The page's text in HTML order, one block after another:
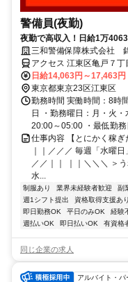
警備員(夜勤)
夜勤で高収入！日給1万
三和警備保障株式会社
アクセス 江東区亀戸７丁
談可 ■電話面接■来社不要
日給14,063円～17,463円
東京都東京23区江東区
勤務時間 実働時間：8時
日 ・勤務曜日：月・火
20:00～05:00 ・最低勤務
仕事内容 【とにかく稼
｜｜／／／ 毎週「水曜
／／｜｜ ｜｜＼＼＼ ＞
水...
制服あり 業界未経験者歓迎 副
週1シフト提出
資格取得支援あり
即日勤務OK
平日のみOK 経験
週払いOK
即日払いOK 有資格
同じ企業の求人
アルバイト・パ